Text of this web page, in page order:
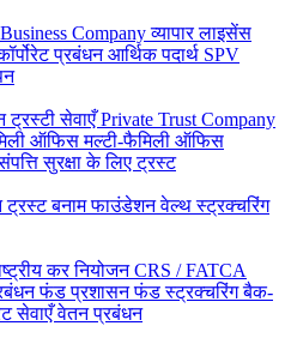
Companyव्यापार लाइसेंस
प्रबंधनआर्थिक पदार्थ SPV
ट्रस्टी सेवाएँPrivate Trust Company
ऑफिसमल्टी-फैमिली ऑफिस
सुरक्षा के लिए ट्रस्ट
ट्रस्ट बनाम फाउंडेशनवेल्थ स्ट्रक्चरिंग
कर नियोजनCRS / FATCA
फंड प्रशासनफंड स्ट्रक्चरिंगबैक-
सेवाएँवेतन प्रबंधन